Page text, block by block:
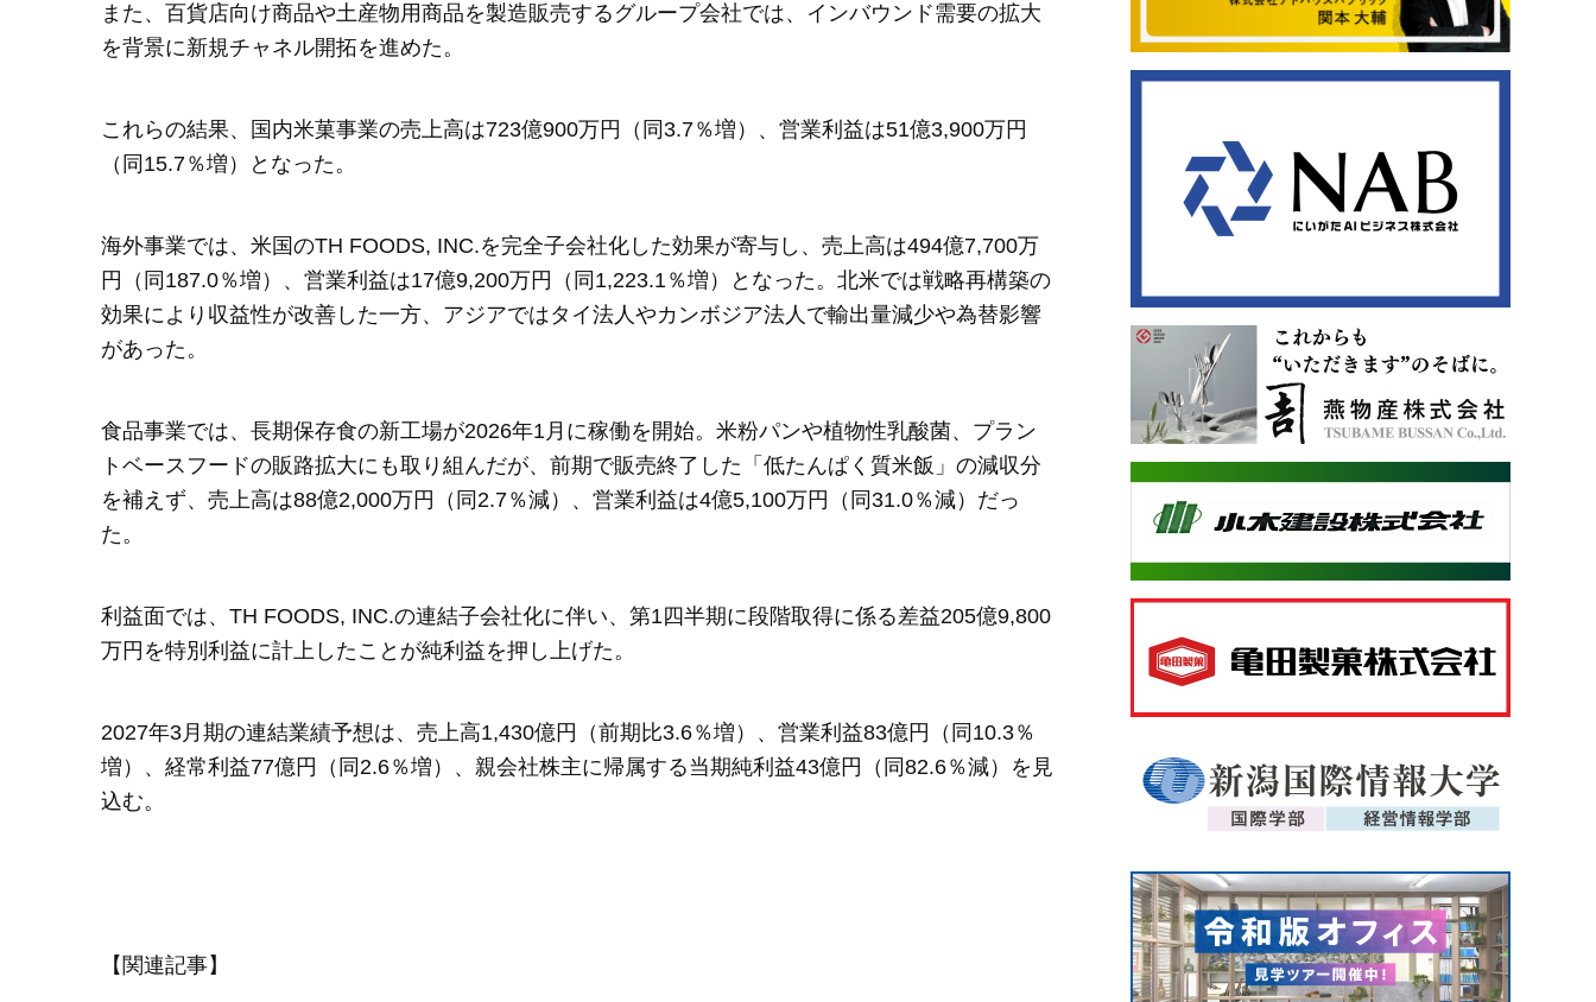
また、百貨店向け商品や土産物用商品を製造販売するグループ会社では、インバウンド需要の拡大
を背景に新規チャネル開拓を進めた。
これらの結果、国内米菓事業の売上高は723億900万円（同3.7％増）、営業利益は51億3,900万円
（同15.7％増）となった。
海外事業では、米国のTH FOODS, INC.を完全子会社化した効果が寄与し、売上高は494億7,700万
円（同187.0％増）、営業利益は17億9,200万円（同1,223.1％増）となった。北米では戦略再構築の
効果により収益性が改善した一方、アジアではタイ法人やカンボジア法人で輸出量減少や為替影響
があった。
食品事業では、長期保存食の新工場が2026年1月に稼働を開始。米粉パンや植物性乳酸菌、プラン
トベースフードの販路拡大にも取り組んだが、前期で販売終了した「低たんぱく質米飯」の減収分
を補えず、売上高は88億2,000万円（同2.7％減）、営業利益は4億5,100万円（同31.0％減）だっ
た。
利益面では、TH FOODS, INC.の連結子会社化に伴い、第1四半期に段階取得に係る差益205億9,800
万円を特別利益に計上したことが純利益を押し上げた。
2027年3月期の連結業績予想は、売上高1,430億円（前期比3.6％増）、営業利益83億円（同10.3％
増）、経常利益77億円（同2.6％増）、親会社株主に帰属する当期純利益43億円（同82.6％減）を見
込む。
【関連記事】